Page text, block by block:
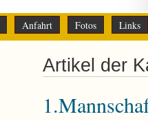
Anfahrt Fotos Links
Artikel der